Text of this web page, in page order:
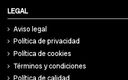
LEGAL
Aviso legal
Política de privacidad
Política de cookies
Términos y condiciones
Política de calidad